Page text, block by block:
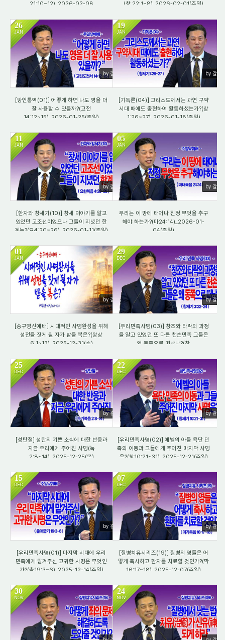
21:10~12)_2026-02-08
(창 22:1~8)_2026-02-01(주일)
26
JAN
by 갈렙
1029
[방언통역(01)] 어떻게 하면 나도 영을 더
잘 사용할 수 있을까?(고전
14:12~15)_2026-01-25(주일)
19
JAN
by 갈렙
1123
[기독론(04)] 그리스도께서는 과연 구약
시대 때에도 출현하여 활동하셨는가?(창
1:26~27)_2026-01-18(주일)
11
JAN
by 갈렙
1468
[한자와 창세기(10)] 창세 이야기를 알고
있었던 고조선이었으나 그들이 지녔던 한
계는?(요4:20~26)_2026-01-11(주일)
05
JAN
by 갈렙
990
우리는 이 땅에 태어나 진정 무엇을 추구
해야 하는가?(마24:14)_2026-01-
04(주일)
01
JAN
by 갈렙
851
[송구영신예배] 시대적인 사명완성을 위해
성전을 짓게 될 자가 받을 복은?(왕상
6:1~13)_2025-12-31(수)
29
DEC
by 갈렙
1473
[우리민족사명(03)] 창조와 타락의 과정
을 알고 있었던 또 다른 천손민족 그들은
왜 동쪽으로 떠났나?(창
25
DEC
by 갈렙
1078
[성탄절] 성탄의 기쁜 소식에 대한 반응과
지금 우리에게 주어진 사명(눅
2:8~14)_2025-12-25(목)
22
DEC
by 갈렙
1611
[우리민족사명(02)] 에벨의 아들 욕단 민
족의 이동과 그들에게 주어진 마지막 사명
은?(창10:21~31)_2025-12-21(주일)
15
DEC
by 갈렙
1407
[우리민족사명(01)] 마지막 시대에 우리
민족에게 맡겨주신 고귀한 사명은 무엇인
가?(출19:3~6)_2025-12-14(주일)
07
DEC
by 갈렙
1129
[질병치유시리즈(19)] 질병의 영들은 어
떻게 축사하고 환자를 치료할 것인가?(막
16:17~18)_2025-12-07(주일)
30
NOV
1232
24
NOV
1639